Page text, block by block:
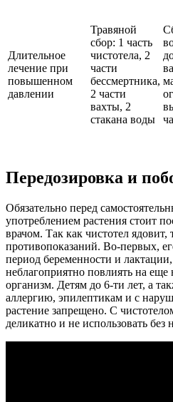
Длительное
лечение при
повышенном
давлении
Травяной
сбор: 1 часть
чистотела, 2
части
бессмертника,
2 части
вахты, 2
стакана воды
Передозировка и
Обязательно перед
употреблением растения стоит
врачом. Так как чистотел
противопоказаний. Во-первых,
период беременности и
неблагоприятно повлиять на
организм. Детям до 6-ти лет, а
аллергию, эпилептикам и с
растение запрещено. С
деликатно и не использовать без